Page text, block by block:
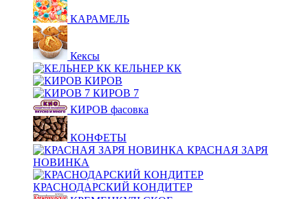
КАРАМЕЛЬ
Кексы
КЕЛЬНЕР КК
КИРОВ
КИРОВ 7
КИРОВ фасовка
КОНФЕТЫ
КРАСНАЯ ЗАРЯ
НОВИНКА
КРАСНОДАРСКИЙ КОНДИТЕР